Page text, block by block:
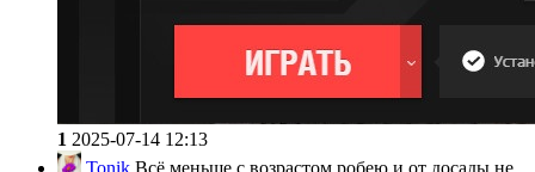
1 2025-07-14 12:13
Tonik Всё меньше с возрастом робею и от досады не